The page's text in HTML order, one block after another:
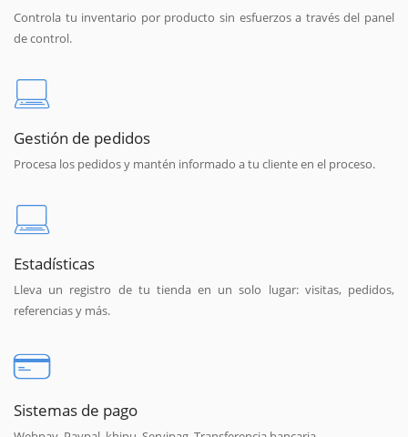
Controla tu inventario por producto sin esfuerzos a través del panel
de control.
Gestión de pedidos
Procesa los pedidos y mantén informado a tu cliente en el proceso.
Estadísticas
Lleva un registro de tu tienda en un solo lugar: visitas, pedidos,
referencias y más.
Sistemas de pago